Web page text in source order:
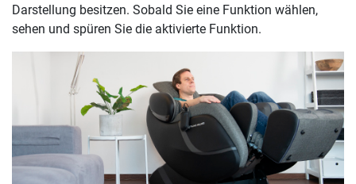
Darstellung besitzen. Sobald Sie eine Funktion wählen,
sehen und spüren Sie die aktivierte Funktion.